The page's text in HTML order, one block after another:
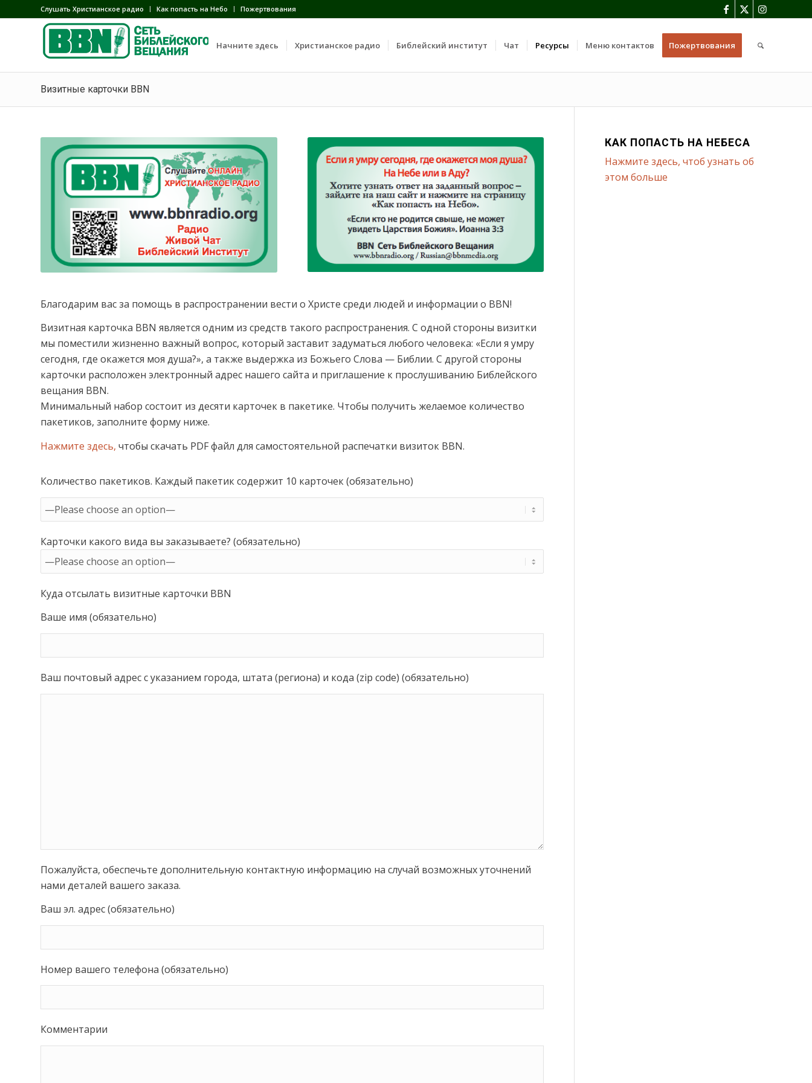
Слушать Христианское радио Как попасть на Небо Пожертвования
Начните здесь Христианское радио Библейский институт Чат Ресурсы Меню контактов Пожертвования
Визитные карточки BBN
Благодарим вас за помощь в распространении вести о Христе среди людей и информации о BBN!
Визитная карточка BBN является одним из средств такого распространения. С одной стороны визитки
мы поместили жизненно важный вопрос, который заставит задуматься любого человека: «Если я умру
сегодня, где окажется моя душа?», а также выдержка из Божьего Слова — Библии. С другой стороны
карточки расположен электронный адрес нашего сайта и приглашение к прослушиванию Библейского
вещания BBN.
Минимальный набор состоит из десяти карточек в пакетике. Чтобы получить желаемое количество
пакетиков, заполните форму ниже.
Нажмите здесь, чтобы скачать PDF файл для самостоятельной распечатки визиток BBN.
Количество пакетиков. Каждый пакетик содержит 10 карточек (обязательно)
Карточки какого вида вы заказываете? (обязательно)
Куда отсылать визитные карточки BBN
Ваше имя (обязательно)
Ваш почтовый адрес с указанием города, штата (региона) и кода (zip code) (обязательно)
Пожалуйста, обеспечьте дополнительную контактную информацию на случай возможных уточнений
нами деталей вашего заказа.
Ваш эл. адрес (обязательно)
Номер вашего телефона (обязательно)
Комментарии
КАК ПОПАСТЬ НА НЕБЕСА
Нажмите здесь, чтоб узнать об
этом больше